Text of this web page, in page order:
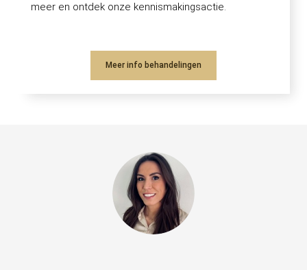
meer en ontdek onze kennismakingsactie.
Meer info behandelingen